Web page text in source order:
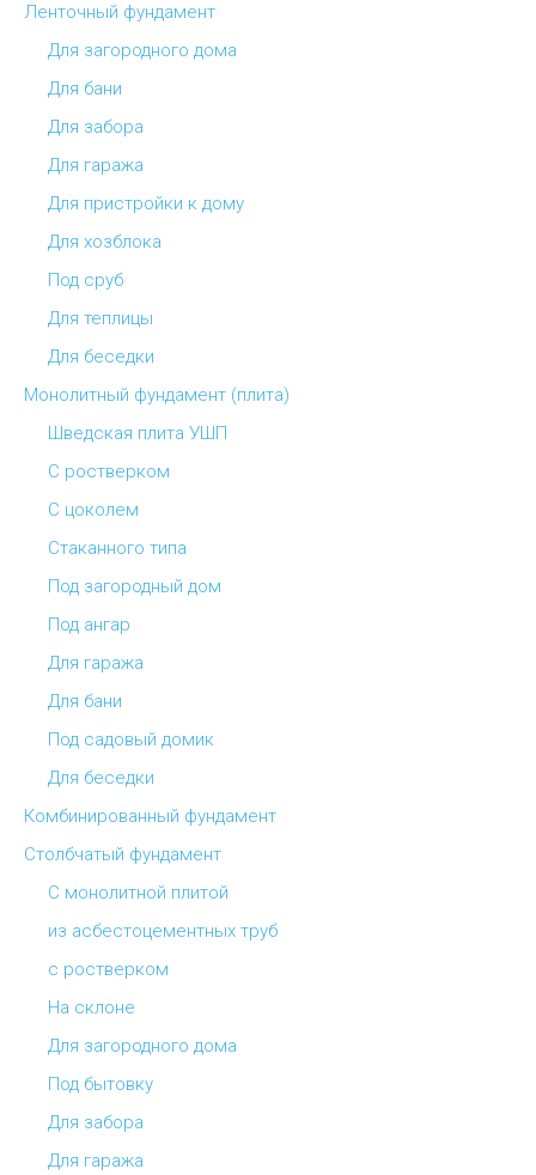
Ленточный фундамент
Для загородного дома
Для бани
Для забора
Для гаража
Для пристройки к дому
Для хозблока
Под сруб
Для теплицы
Для беседки
Монолитный фундамент (плита)
Шведская плита УШП
С ростверком
С цоколем
Стаканного типа
Под загородный дом
Под ангар
Для гаража
Для бани
Под садовый домик
Для беседки
Комбинированный фундамент
Столбчатый фундамент
С монолитной плитой
из асбестоцементных труб
с ростверком
На склоне
Для загородного дома
Под бытовку
Для забора
Для гаража